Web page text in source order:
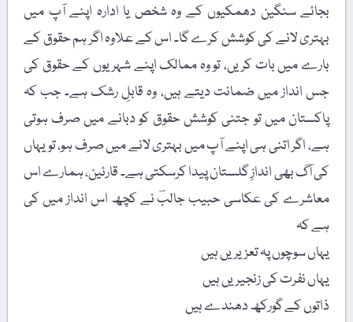
بجائے سنگین دھمکیوں کے وہ شخص یا ادارہ اپنے آپ میں
بہتری لانے کی کوشش کرے گا۔ اس کے علاوہ اگر ہم حقوق کے
بارے میں بات کریں، تو وہ ممالک اپنے شہریوں کے حقوق کی
جس انداز میں ضمانت دیتے ہیں، وہ قابلِ رشک ہے۔ جب کہ
پاکستان میں تو جتنی کوشش حقوق کو دبانے میں صرف ہوتی
ہے، اگر اتنی ہی اپنے آپ میں بہتری لانے میں صرف ہو، تو یہاں
کی آگ بھی اندازِ گلستان پیدا کرسکتی ہے۔ قارئین، ہمارے اس
معاشرے کی عکاسی حبیب جالبؔ نے کچھ اس انداز میں کی
ہے کہ
یہاں سوچوں پہ تعزیریں ہیں
یہاں نفرت کی زنجیریں ہیں
ذاتوں کے گورکھ دھندے ہیں